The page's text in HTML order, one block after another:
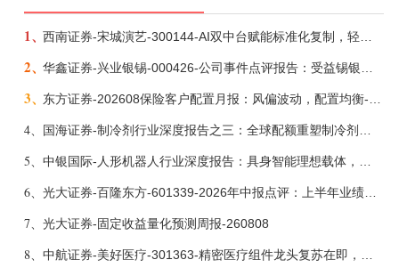
1、
2、
3、
4、
5、
6、 光大证券-百隆东方-601339-2026年中报点评：上半年业绩表现高增，国内外产能均有亮眼表现-260807
7、 光大证券-固定收益量化预测周报-260808
8、